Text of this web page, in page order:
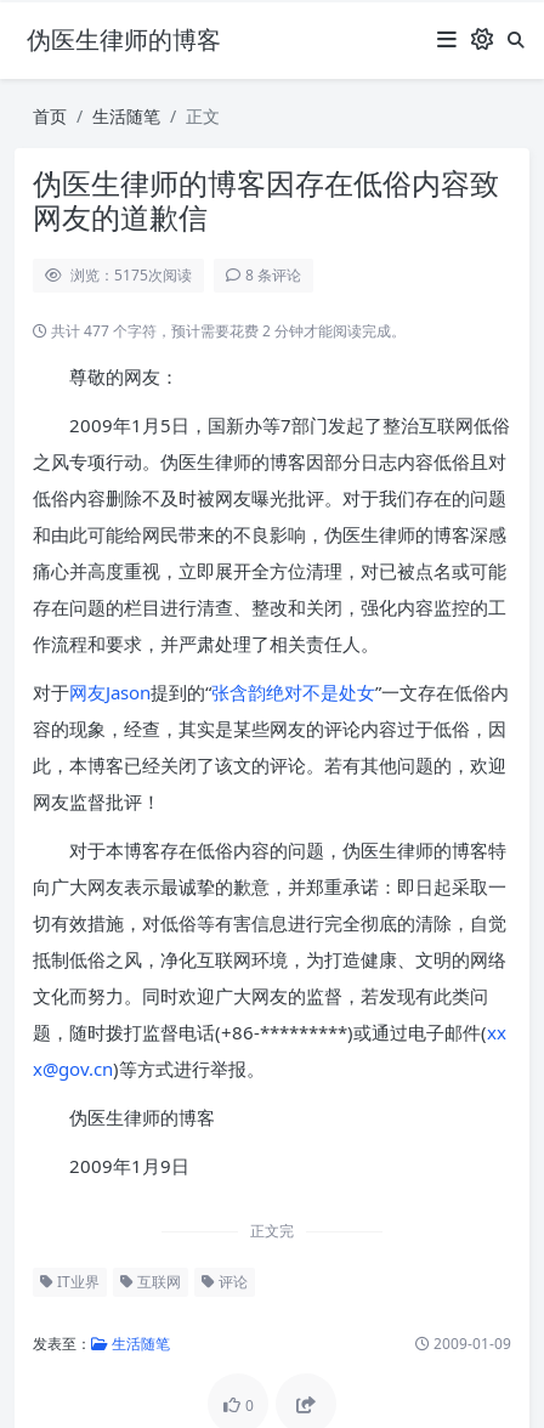
伪医生律师的博客
首页 生活随笔 正文
伪医生律师的博客因存在低俗内容致
网友的道歉信
浏览：5175次阅读 8 条评论
共计 477 个字符，预计需要花费 2 分钟才能阅读完成。
尊敬的网友：
2009年1月5日，国新办等7部门发起了整治互联网低俗
之风专项行动。伪医生律师的博客因部分日志内容低俗且对
低俗内容删除不及时被网友曝光批评。对于我们存在的问题
和由此可能给网民带来的不良影响，伪医生律师的博客深感
痛心并高度重视，立即展开全方位清理，对已被点名或可能
存在问题的栏目进行清查、整改和关闭，强化内容监控的工
作流程和要求，并严肃处理了相关责任人。
对于网友Jason提到的“张含韵绝对不是处女”一文存在低俗内
容的现象，经查，其实是某些网友的评论内容过于低俗，因
此，本博客已经关闭了该文的评论。若有其他问题的，欢迎
网友监督批评！
对于本博客存在低俗内容的问题，伪医生律师的博客特
向广大网友表示最诚挚的歉意，并郑重承诺：即日起采取一
切有效措施，对低俗等有害信息进行完全彻底的清除，自觉
抵制低俗之风，净化互联网环境，为打造健康、文明的网络
文化而努力。同时欢迎广大网友的监督，若发现有此类问
题，随时拨打监督电话(+86-*********)或通过电子邮件(xx
x@gov.cn)等方式进行举报。
伪医生律师的博客
2009年1月9日
正文完
IT业界 互联网 评论
发表至： 生活随笔 2009-01-09
0